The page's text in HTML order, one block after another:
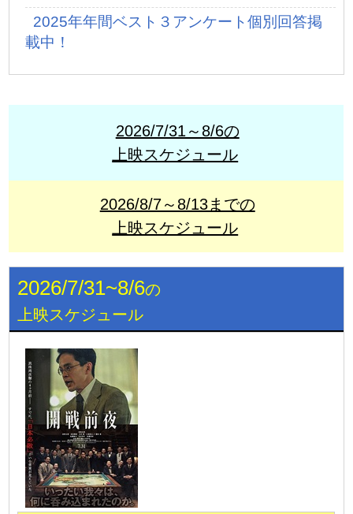
2025年年間ベスト３アンケート個別回答掲
載中！
2026/7/31～8/6の
上映スケジュール
2026/8/7～8/13までの
上映スケジュール
2026/7/31~8/6の
上映スケジュール